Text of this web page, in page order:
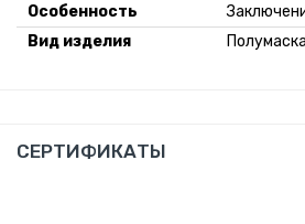
Особенность
Вид изделия
Полумаска
СЕРТИФИКАТЫ